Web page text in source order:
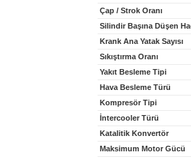
Çap / Strok Oranı
Silindir Başına Düşen
Krank Ana Yatak Sayısı
Sıkıştırma Oranı
Yakıt Besleme Tipi
Hava Besleme Türü
Kompresör Tipi
İntercooler Türü
Katalitik Konvertör
Maksimum Motor Gücü